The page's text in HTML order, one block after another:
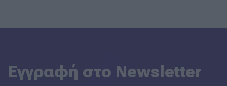
Εγγραφή στο Newsletter